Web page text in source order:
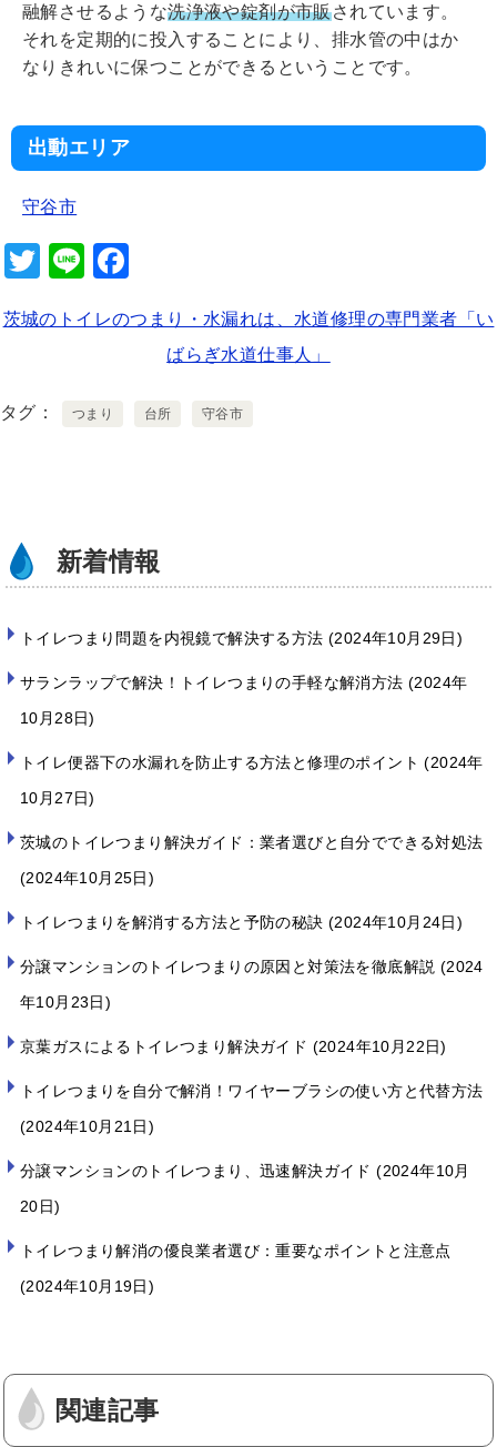
融解させるような洗浄液や錠剤が市販されています。
それを定期的に投入することにより、排水管の中はか
なりきれいに保つことができるということです。
出動エリア
守谷市
T
tt
Li
e c
b
茨城のトイレのつまり・水漏れは、水道修理の専門業者「い
ばらぎ水道仕事人」
タグ つまり 台所 守谷市
新着情報
トイレつまり問題を内視鏡で解決する方法 2024年10月29日
サランラップで解決！トイレつまりの手軽な解消方法
2024年
10月28日
トイレ便器下の水漏れを防止する方法と修理のポイント 2024年
10月27日
茨城のトイレつまり解決ガイド：業者選びと自分でできる対処法
2024年10月25日
トイレつまりを解消する方法と予防の秘訣 2024年10月24日
分譲マンションのトイレつまりの原因と対策法を徹底解説
2024
年10月23日
京葉ガスによるトイレつまり解決ガイド 2024年10月22日
トイレつまりを自分で解消！ワイヤーブラシの使い方と代替方法
2024年10月21日
分譲マンションのトイレつまり、迅速解決ガイド 2024年10月
20日
トイレつまり解消の優良業者選び：重要なポイントと注意点
2024年10月19日
関連記事